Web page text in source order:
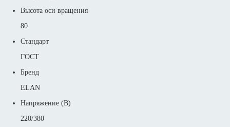
Высота оси вращения
80
Стандарт
ГОСТ
Бренд
ELAN
Напряжение (В)
220/380